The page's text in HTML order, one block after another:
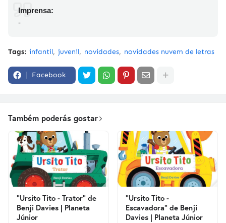
Imprensa:
-
Tags: infantil juvenil novidades novidades nuvem de letras
Facebook
Também poderás gostar
"Ursito Tito - Trator" de
Benji Davies | Planeta
Júnior
"Ursito Tito -
Escavadora" de Benji
Davies | Planeta Júnior